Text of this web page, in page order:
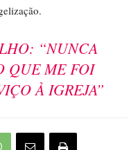
“NUNCA
QUE ME FOI
À IGREJA”